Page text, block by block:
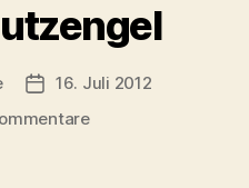
Veröffentlichungsdatum
16. Juli 2012
zu